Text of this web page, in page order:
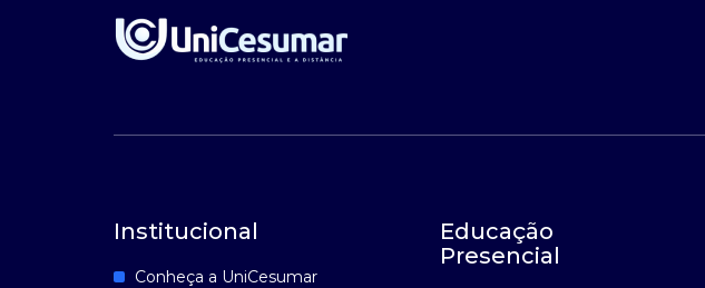
Institucional
Conheça a UniCesumar
Educação
Presencial